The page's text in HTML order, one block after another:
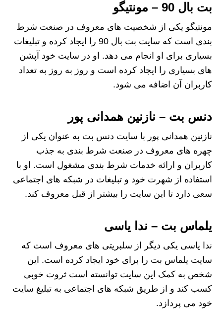
بت بال 90 – مونتیگو
مونتیگو یکی از شخصیت‌ های معروف در صنعت شرط‌
بندی است که سایت بت بال 90 را ایجاد کرده و تبلیغات
بسیاری برای او انجام می دهد. او در سایت خود آپشن
های بسیاری را ایجاد کرده است و روز به روز به تعداد
کاربران آن اضافه می شود.
دنس بت – نازنین همدانی پور
نازنین همدانی پور با سایت دنس بت به عنوان یکی از
چهره‌ های معروف در صنعت شرط‌ بندی به جذب
کاربران و ارائه خدمات شرط‌ بندی مشغول است. او با
استفاده از شهرت خود و تبلیغات در شبکه‌ های اجتماعی
سعی دارد تا این سایت را بیشتر از قبل معروف کند.
یلماس بت – ندا یاسی
ندا یاسی یکی دیگر از سلبریتی‌ های معروف است که
سایت یلماس بت را برای خود ایجاد کرده است. این
شخص به کمک این سایت توانسته است ثروت خوبی
کسب کند و از طریق شبکه های اجتماعی به تبلیغ سایت
خود می پردازد.